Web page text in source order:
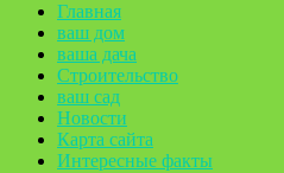
Главная
ваш дом
ваша дача
Строительство
ваш сад
Новости
Карта сайта
Интересные факты